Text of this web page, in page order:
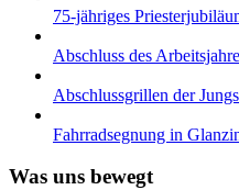
75-jähriges
Abschluss des
Abschlussgrillen der
Fahrradsegnung in
Was uns bewegt